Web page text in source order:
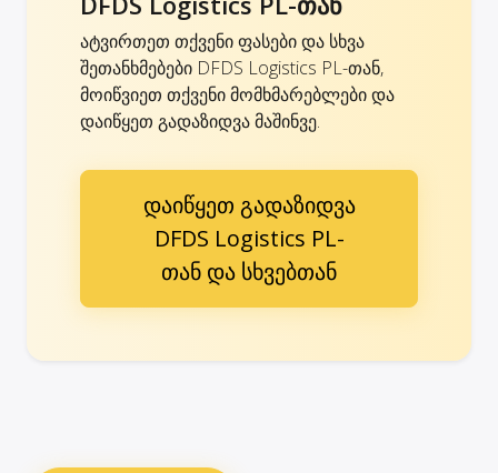
ატვირთეთ თქვენი ფასები და სხვა
შეთანხმებები DFDS Logistics PL-თან,
მოიწვიეთ თქვენი მომხმარებლები და
დაიწყეთ გადაზიდვა მაშინვე.
დაიწყეთ გადაზიდვა
DFDS Logistics PL-
თან და სხვებთან